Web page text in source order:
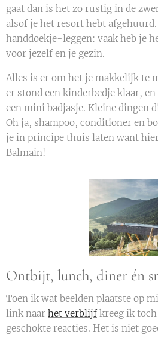
gaat dan is het zo rustig in de
alsof je het resort hebt afgehuurd.
handdoekje-leggen: vaak heb je
voor jezelf en je gezin.
Alles is er om het je makkelijk te
er stond een kinderbedje klaar, en
een mini badjasje. Kleine dingen
Oh ja, shampoo, conditioner en
je in principe thuis laten want
Balmain!
Ontbijt, lunch, diner én
Toen ik wat beelden plaatste op
link naar het verblijfkreeg ik toch
geschokte reacties. Het is niet